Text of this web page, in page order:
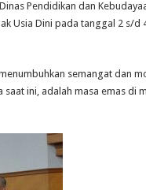
Pendidikan dan
Usia Dini pada tanggal 2 s/d
semangat dan
saat ini, adalah masa emas di